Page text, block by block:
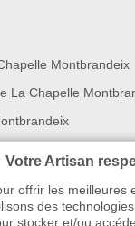
Montbrandeix
La Chapelle
Votre Artisan
offrir les meilleures
des
stocker et/ou